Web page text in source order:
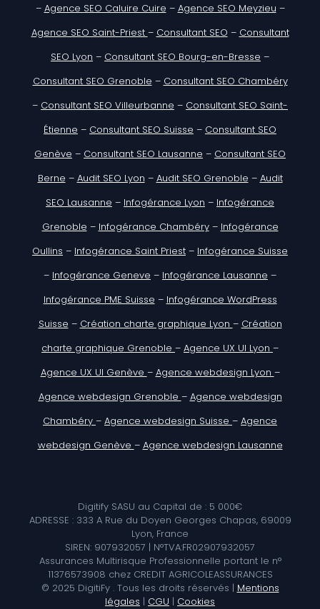
– Agence SEO Caluire Cuire – Agence SEO Meyzieu –
Agence SEO Saint-Priest – Consultant SEO – Consultant
SEO Lyon – Consultant SEO Bourg-en-Bresse –
Consultant SEO Grenoble – Consultant SEO Chambéry
– Consultant SEO Villeurbanne – Consultant SEO Saint-
Étienne – Consultant SEO Suisse – Consultant SEO
Genève – Consultant SEO Lausanne – Consultant SEO
Berne – Audit SEO Lyon – Audit SEO Grenoble – Audit
SEO Lausanne – Infogérance Lyon – Infogérance
Grenoble – Infogérance Chambéry– Infogérance
Oullins – Infogérance Saint Priest – Infogérance Suisse
– Infogérance Geneve – Infogérance Lausanne –
Infogérance PME Suisse – Infogérance WordPress
Suisse – Création charte graphique Lyon – Création
charte graphique Grenoble – Agence UX UI Lyon –
Agence UX UI Genève – Agence webdesign Lyon –
Agence webdesign Grenoble – Agence webdesign
Chambéry – Agence webdesign Suisse – Agence
webdesign Genève – Agence webdesign Lausanne
Digitify SASU au Capital de : 5 000€
ADRESSE : 333 A Rue du Doyen Georges Chapas, 69009
Lyon, France
SIREN: 907932057 | N°TVA:FR02907932057
Assurances Multirisque Professionnelle portant le n°
11376573908 chez CREDIT AGRICOLEASSURANCES
© 2025 DigitiFy . Tous les droits réservés | Mentions
légales | CGU | Cookies